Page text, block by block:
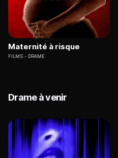
Maternité à risque
FILMS DRAME
Drame à venir